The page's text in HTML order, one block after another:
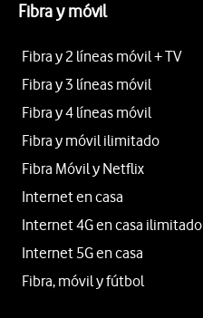
Fibra y móvil
Fibra y 2 líneas móvil + TV
Fibra y 3 líneas móvil
Fibra y 4 líneas móvil
Fibra y móvil ilimitado
Fibra Móvil y Netflix
Internet en casa
Internet 4G en casa ilimitado
Internet 5G en casa
Fibra, móvil y fútbol